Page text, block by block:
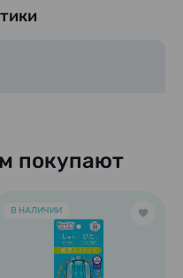
покупают
В НАЛИЧИИ